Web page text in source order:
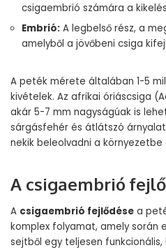
csigaembrió számára a
Embrió: A legbelső rész, a
amelyből a jövőbeni csiga
A peték mérete általában 1-5
kivételek. Az afrikai óriáscsiga
akár 5-7 mm nagyságúak is
sárgásfehér és átlátszó
nekik beleolvadni a
A csigaembrió
A csigaembrió fejlődése a
komplex folyamat, amely
sejtből egy teljesen